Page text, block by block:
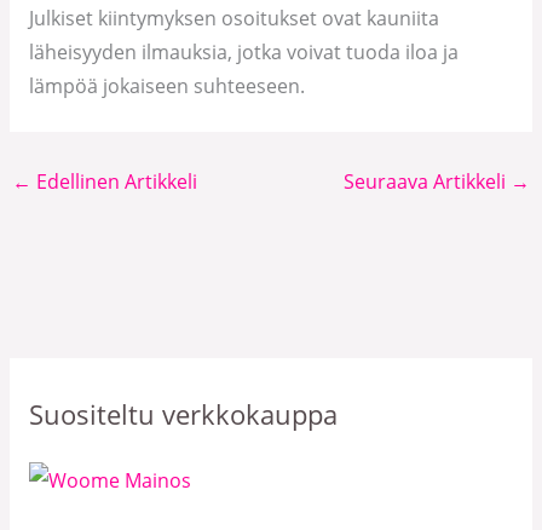
Julkiset kiintymyksen osoitukset ovat kauniita
läheisyyden ilmauksia, jotka voivat tuoda iloa ja
lämpöä jokaiseen suhteeseen.
← Edellinen Artikkeli Seuraava Artikkeli →
Suositeltu verkkokauppa